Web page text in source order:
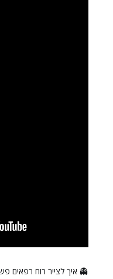
👻 איך לצייר רוח רפאים